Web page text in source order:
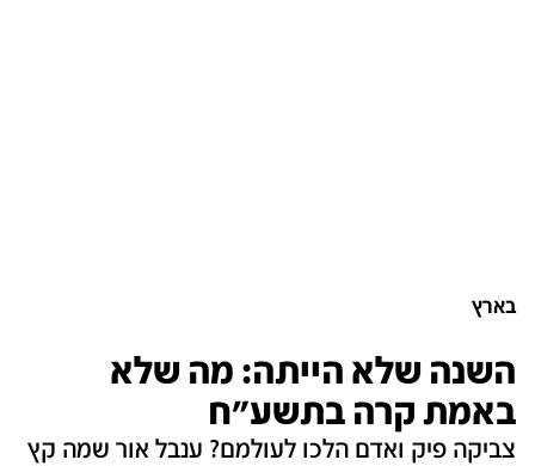
בארץ
השנה שלא הייתה: מה שלא
באמת קרה בתשע"ח
צביקה פיק ואדם הלכו לעולמם? ענבל אור שמה קץ